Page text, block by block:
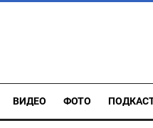
ВИДЕО ФОТО